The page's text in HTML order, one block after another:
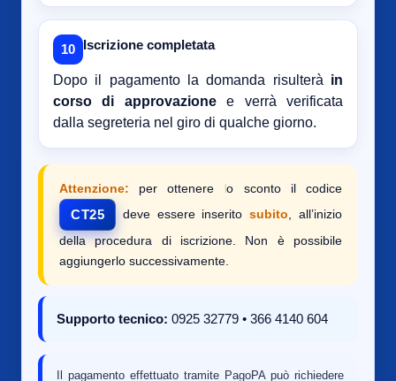
10 Iscrizione completata
Dopo il pagamento la domanda risulterà in
corso di approvazionee verrà verificata
dalla segreteria nel giro di qualche giorno.
Attenzione: per ottenere lo sconto il codice
CT25 deve essere inseritosubito , all’inizio
della procedura di iscrizione. Non è possibile
aggiungerlo successivamente.
Supporto tecnico: 0925 32779 • 366 4140 604
Il pagamento effettuato tramite PagoPA può richiedere